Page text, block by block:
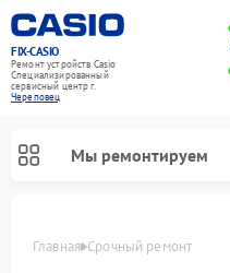
FIX-CASIO
Ремонт устройств Casio
Специализированный
cервисный центр г.
Череповец
Мы ремонтируем
Главная Срочный ремонт